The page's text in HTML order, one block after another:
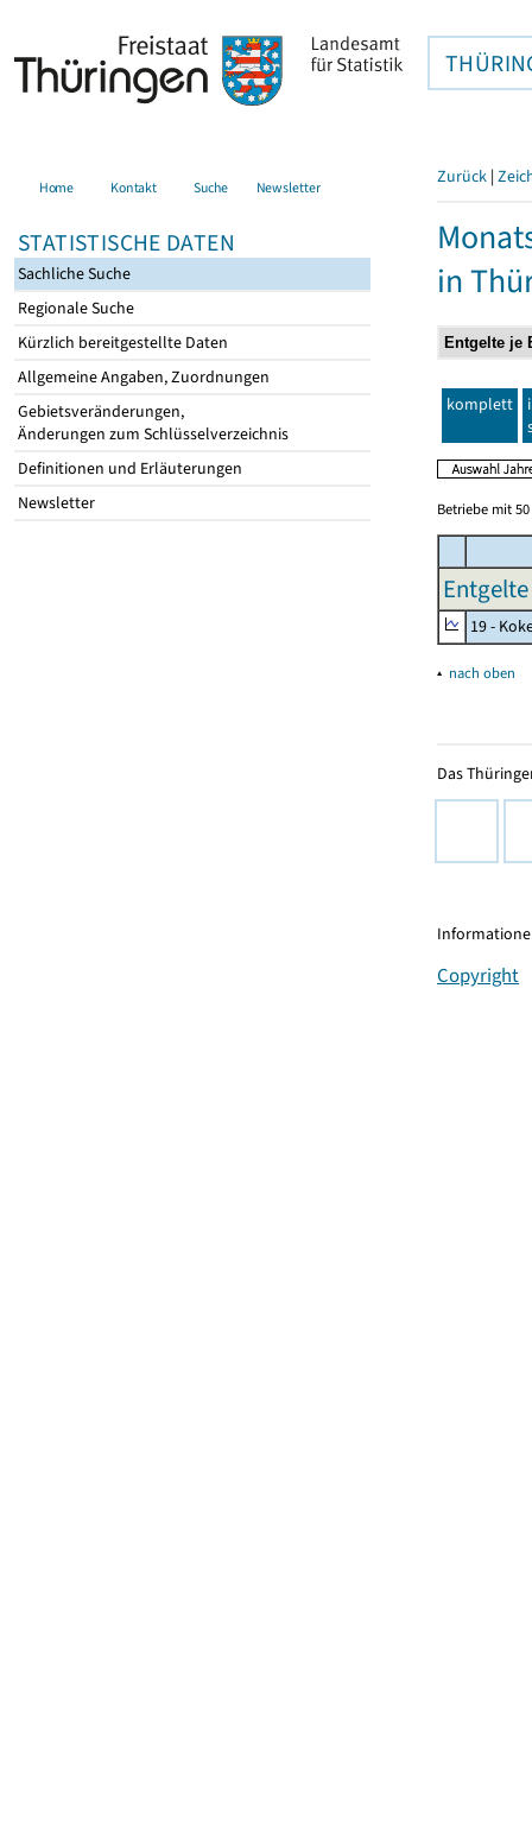
Home Kontakt Suche Newsletter
STATISTISCHE DATEN
Sachliche Suche
Regionale Suche
Kürzlich bereitgestellte Daten
Allgemeine Angaben, Zuordnungen
Gebietsveränderungen,
Änderungen zum Schlüsselverzeichnis
Definitionen und Erläuterungen
Newsletter
Zurück |
in
komplett
Betriebe mit
19 -
▴ nach oben
Das
Copyright